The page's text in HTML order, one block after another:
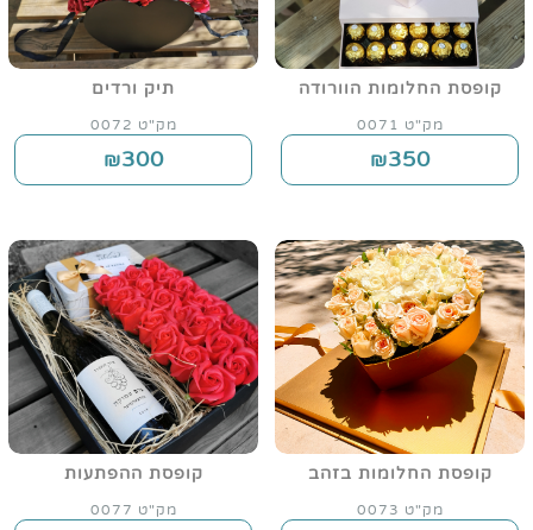
קופסת החלומות הוורודה
מק"ט 0071
₪350
תיק ורדים
מק"ט 0072
₪300
קופסת החלומות בזהב
מק"ט 0073
קופסת ההפתעות
מק"ט 0077